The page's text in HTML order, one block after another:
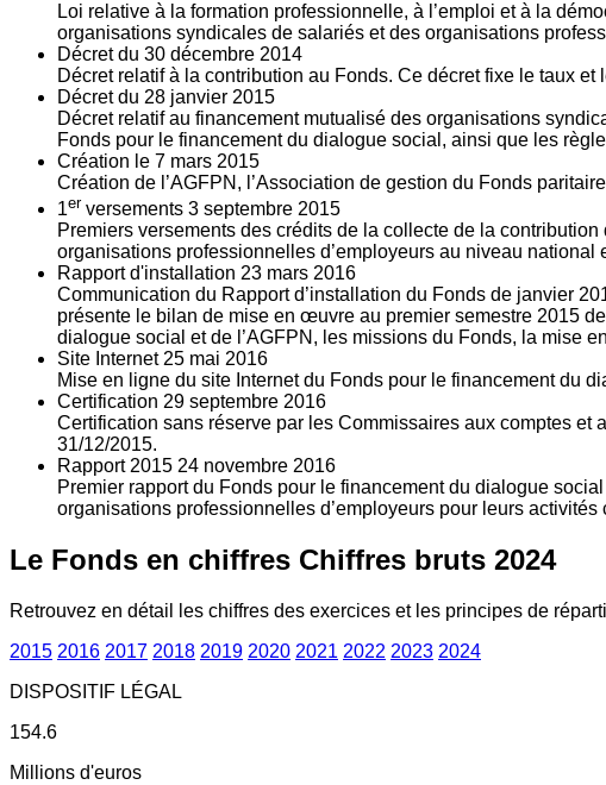
Loi relative à la formation professionnelle, à l’emploi et à la
organisations syndicales de salariés et des organisations
Décret du 30 décembre 2014
Décret relatif à la contribution au Fonds. Ce décret fixe le taux
Décret du 28 janvier 2015
Décret relatif au financement mutualisé des organisations
Fonds pour le financement du dialogue social, ainsi que les
Création le 7 mars 2015
Création de l’AGFPN, l’Association de gestion du Fonds
1er versements 3 septembre 2015
Premiers versements des crédits de la collecte de la
organisations professionnelles d’employeurs au niveau
Rapport d'installation 23 mars 2016
Communication du Rapport d’installation du Fonds de janvier
présente le bilan de mise en œuvre au premier semestre 2015
dialogue social et de l’AGFPN, les missions du Fonds, la mise
Site Internet 25 mai 2016
Mise en ligne du site Internet du Fonds pour le financement du
Certification 29 septembre 2016
Certification sans réserve par les Commissaires aux comptes et
31/12/2015.
Rapport 2015 24 novembre 2016
Premier rapport du Fonds pour le financement du dialogue
organisations professionnelles d’employeurs pour leurs
Le Fonds en chiffres Chiffres bruts 2024
Retrouvez en détail les chiffres des exercices et les principes de
2015 2016 2017 2018 2019 2020 2021 2022 2023 2024
DISPOSITIF LÉGAL
154.6
Millions d'euros